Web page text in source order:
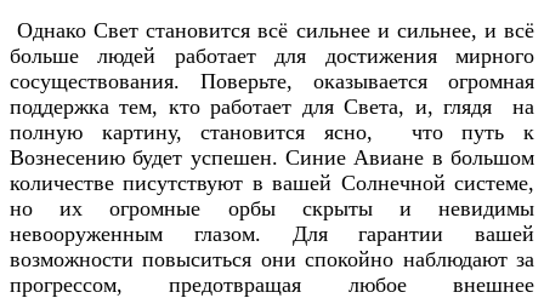
Однако Свет становится всё сильнее и сильнее, и всё
больше людей работает для достижения мирного
сосуществования. Поверьте, оказывается огромная
поддержка тем, кто работает для Света, и, глядя на
полную картину, становится ясно, что путь к
Вознесению будет успешен. Синие Авиане в большом
количестве писутствуют в вашей Солнечной системе,
но их огромные орбы скрыты и невидимы
невооруженным глазом. Для гарантии вашей
возможности повыситься они спокойно наблюдают за
прогрессом, предотвращая любое внешнее